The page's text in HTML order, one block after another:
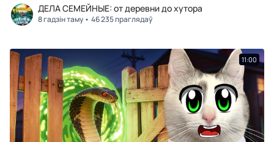
ДЕЛА СЕМЕЙНЫЕ: от деревни до хутора
8 гадзін таму 46 235 праглядаў
11:00